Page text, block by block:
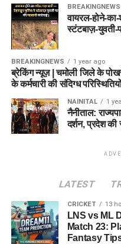
BREAKINGNEWS
वायरल-होने-
स्टंटबाज़-युवती-
BREAKINGNEWS 1 year ago
ब्रेकिंग न्यूज़ | चमोली जिले के
के कर्मचारी की संदिग्ध
NAINITAL 1
नैनीताल:
दर्शन, प्रदेश
LATEST
CRICKET 13
LNS vs ML
Match 23:
Fantasy